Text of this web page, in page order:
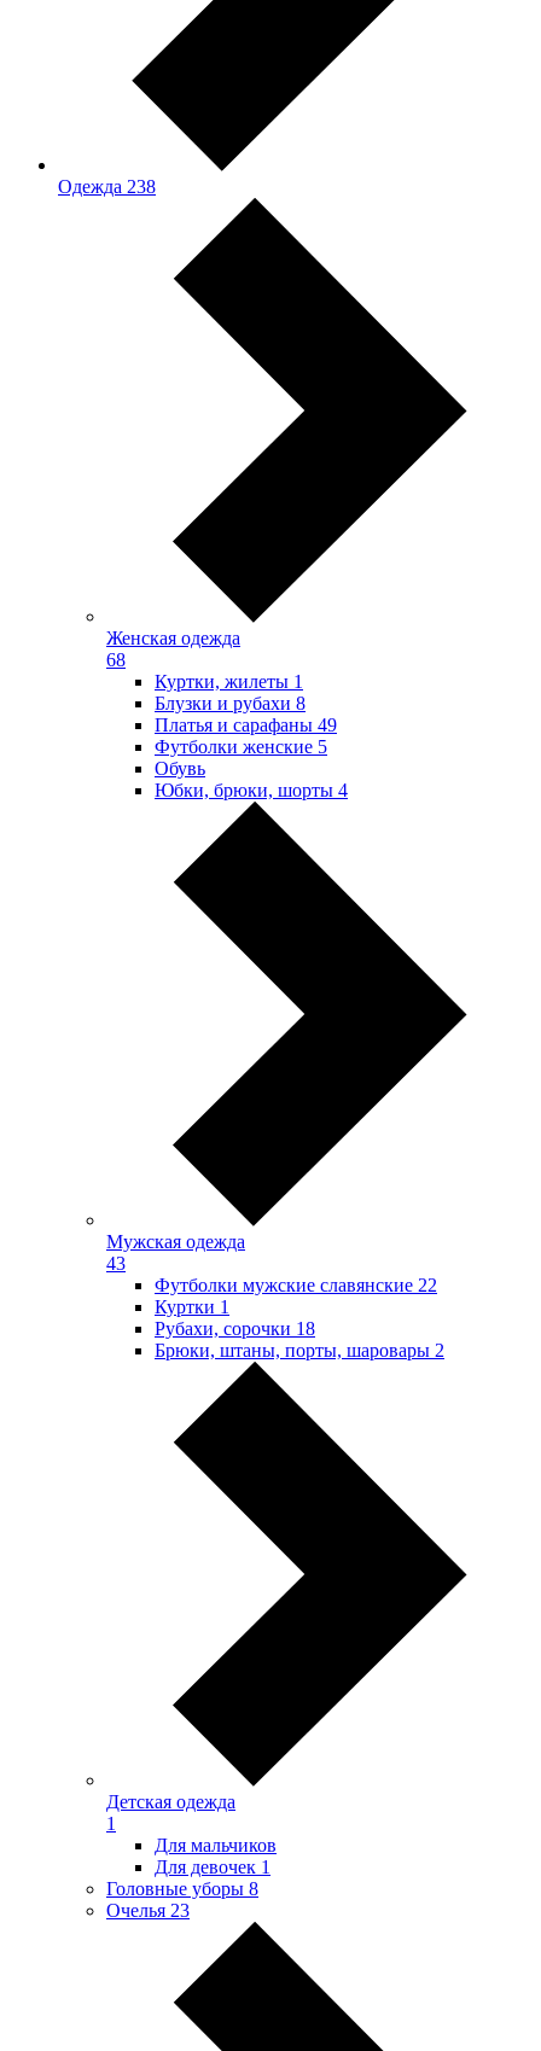
Одежда 238
Женская одежда
68
Куртки, жилеты 1
Блузки и рубахи 8
Платья и сарафаны 49
Футболки женские 5
Обувь
Юбки, брюки, шорты 4
Мужская одежда
43
Футболки мужские славянские 22
Куртки 1
Рубахи, сорочки 18
Брюки, штаны, порты, шаровары 2
Детская одежда
1
Для мальчиков
Для девочек 1
Головные уборы 8
Очелья 23